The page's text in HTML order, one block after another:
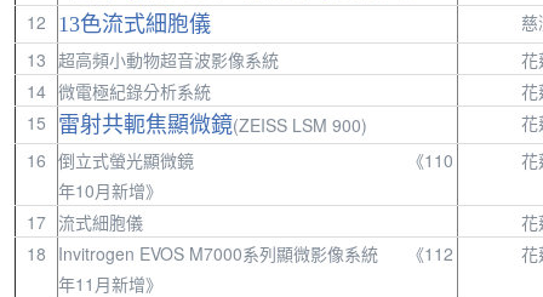
12 13色流式細胞儀
13 超高頻小動物超音波影像系統
花
14 微電極紀錄分析系統
花
15 雷射共軛焦顯微鏡(ZEISS LSM 900)
花
16 倒立式螢光顯微鏡 《110
年10月新增》
花
17 流式細胞儀
花
18 Invitrogen EVOS M7000系列顯微影像系統 《112
年11月新增》
花